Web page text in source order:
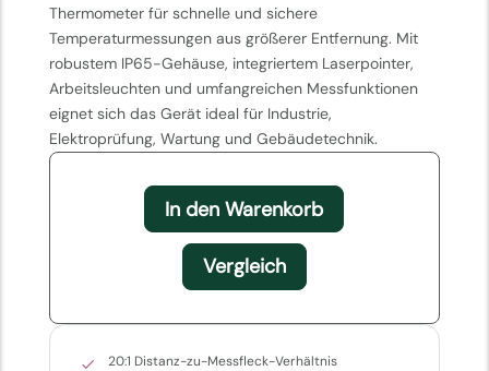
Thermometer für schnelle und sichere
Temperaturmessungen aus größerer Entfernung. Mit
robustem IP65-Gehäuse, integriertem Laserpointer,
Arbeitsleuchten und umfangreichen Messfunktionen
eignet sich das Gerät ideal für Industrie,
Elektroprüfung, Wartung und Gebäudetechnik.
In den Warenkorb
Vergleich
20:1 Distanz-zu-Messfleck-Verhältnis